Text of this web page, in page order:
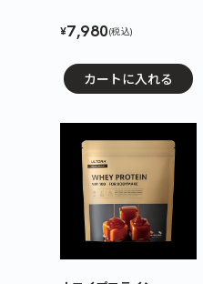
¥7,980(税込)
カートに入れる